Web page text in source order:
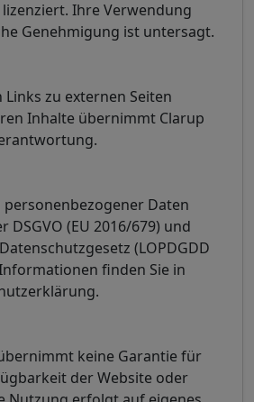
Ihre Verwendung
Genehmigung ist untersagt.
Links zu externen Seiten
Inhalte übernimmt Clarup
Daten
(EU 2016/679) und
(LOPDGDD
finden Sie in
keine Garantie für
der Website oder